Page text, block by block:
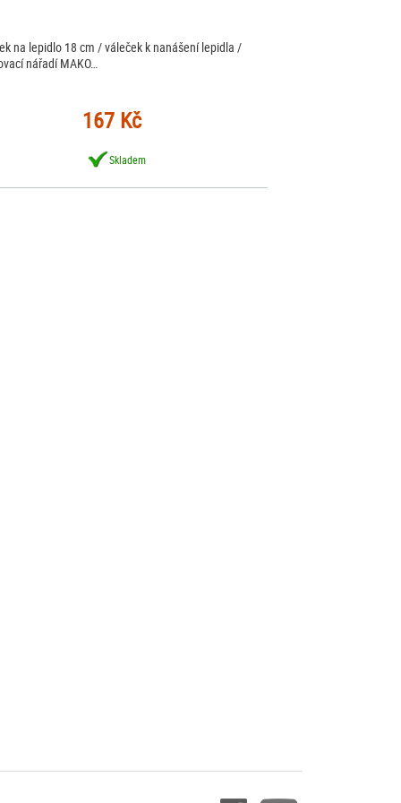
na lepidlo 18 cm / váleček k nanášení lepidla /
nářadí MAKO…
167 Kč
Skladem